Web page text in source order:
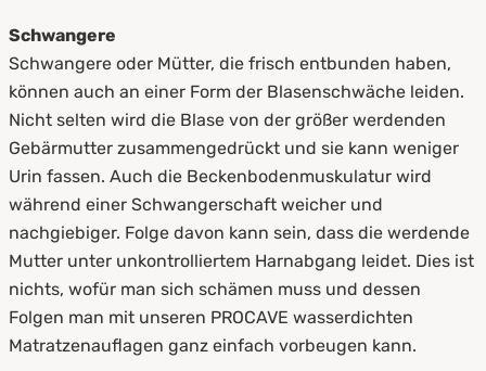
Schwangere
Schwangere oder Mütter, die frisch entbunden haben,
können auch an einer Form der Blasenschwäche leiden.
Nicht selten wird die Blase von der größer werdenden
Gebärmutter zusammengedrückt und sie kann weniger
Urin fassen. Auch die Beckenbodenmuskulatur wird
während einer Schwangerschaft weicher und
nachgiebiger. Folge davon kann sein, dass die werdende
Mutter unter unkontrolliertem Harnabgang leidet. Dies ist
nichts, wofür man sich schämen muss und dessen
Folgen man mit unseren PROCAVE wasserdichten
Matratzenauflagen ganz einfach vorbeugen kann.